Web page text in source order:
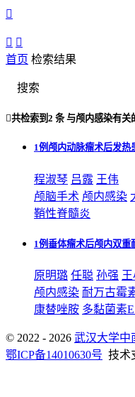

 
首页 检索结果
搜索
共检索到 2 条与颅内感染有关
1例颅内动脉瘤术后发热
程淑琴 吕露 王伟
颅脑手术 颅内感染
鞘性脊髓炎
1例垂体瘤术后颅内双
原明璐 任聪 孙强
颅内感染 耐万古霉
康替唑胺 多黏菌素
© 2022 - 2026 武汉大学中
鄂ICP备14010630号 技术